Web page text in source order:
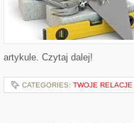
artykule. Czytaj dalej!
CATEGORIES: TWOJE